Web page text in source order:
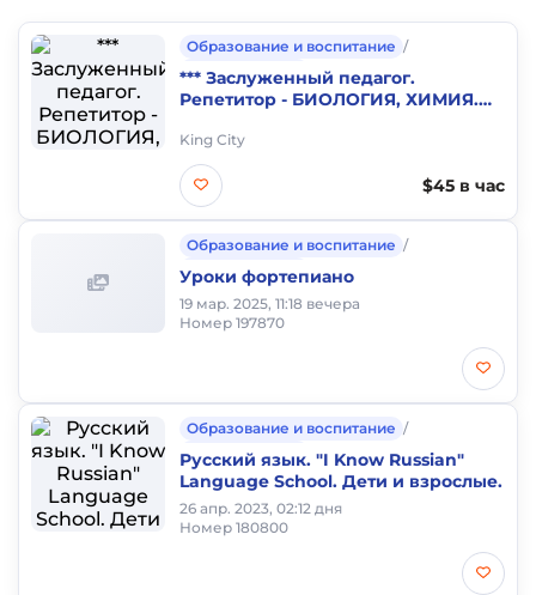
Образование и воспитание /
Частные уроки
*** Заслуженный педагог.
Репетитор - БИОЛОГИЯ, ХИМИЯ.
King City
$45 в час
Образование и воспитание /
Частные уроки
Уроки фортепиано
19 мар. 2025, 11:18 вечера
Номер 197870
Образование и воспитание /
Частные уроки
Русский язык. "I Know Russian"
Language School. Дети и взрослые.
26 апр. 2023, 02:12 дня
Номер 180800